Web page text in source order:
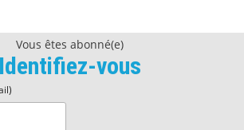
Vous êtes abonné(e)
Identifiez-vous